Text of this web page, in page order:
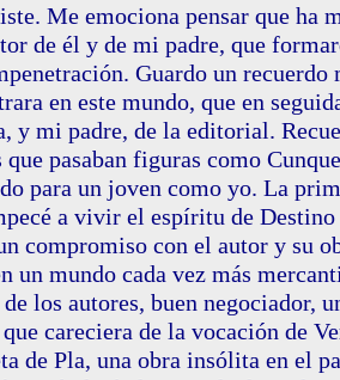
Me emociona pensar que ha
de él y de mi padre, que
Guardo un
en este mundo, que en
y mi padre, de la editorial.
pasaban figuras como
para un joven como yo. La
a vivir el espíritu de
compromiso con el autor y su
un mundo cada vez más
los autores, buen negociador,
careciera de la vocación de
de Pla, una obra insólita en el